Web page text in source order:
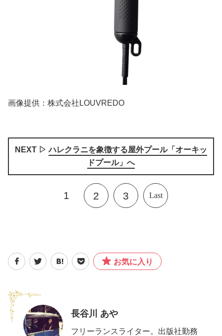
画像提供：株式会社LOUVREDO
NEXT ▷ハレクラニを象徴する屋外プール「オーキッ
ドプール」へ
1 2 3 Last
お気に入り
長谷川 あや
フリーランスライター。出版社勤務